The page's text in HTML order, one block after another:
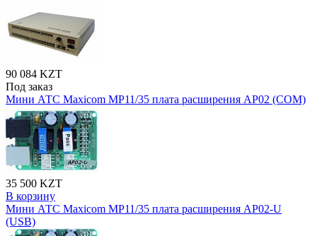
90 084 KZT
Под заказ
Мини АТС Maxicom MP11/35 плата расширения AP02 (COM)
35 500 KZT
В корзину
Мини АТС Maxicom MP11/35 плата расширения AP02-U
(USB)